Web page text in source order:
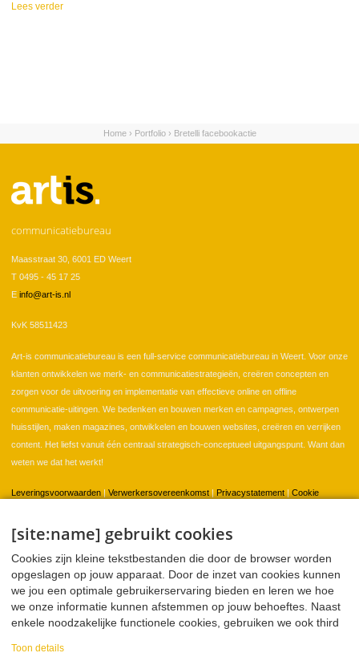
[site:name] gebruikt cookies
Cookies zijn kleine tekstbestanden die door de browser worden
opgeslagen op jouw apparaat. Door de inzet van cookies kunnen
we jou een optimale gebruikerservaring bieden en leren we hoe
we onze informatie kunnen afstemmen op jouw behoeftes. Naast
enkele noodzakelijke functionele cookies, gebruiken we ook third
kunnen deze informatie combineren met andere informatie die ze
Toon details
Lees verder
U bent hier
Home› Portfolio› Bretelli facebookactie
communicatiebureau
Maasstraat 30, 6001 ED Weert
T 0495 - 45 17 25
E info@art-is.nl
KvK 58511423
Art-is communicatiebureau is een full-service communicatiebureau in Weert. Voor onze
klanten ontwikkelen we merk- en communicatiestrategieën, creëren concepten en
zorgen voor de uitvoering en implementatie van effectieve online en offline
communicatie-uitingen. We bedenken en bouwen merken en campagnes, ontwerpen
huisstijlen, maken magazines, ontwikkelen en bouwen websites, creëren en verrijken
content. Het liefst vanuit één centraal strategisch-conceptueel uitgangspunt. Want dan
weten we dat het werkt!
Leveringsvoorwaarden Verwerkersovereenkomst Privacystatement
Cookie
Home Klanten Portfolio Contact
Twitter Facebook LinkedIn WeTransfer